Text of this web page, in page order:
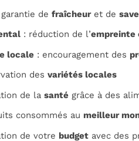
de fraîcheuret de
: réduction de l’empreinte
locale : encouragement des
des variétés locales
de la santé grâce à des
consommés au meilleur
de votre budget avec des